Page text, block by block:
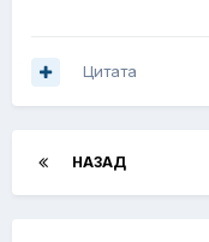
Цитата
НАЗАД